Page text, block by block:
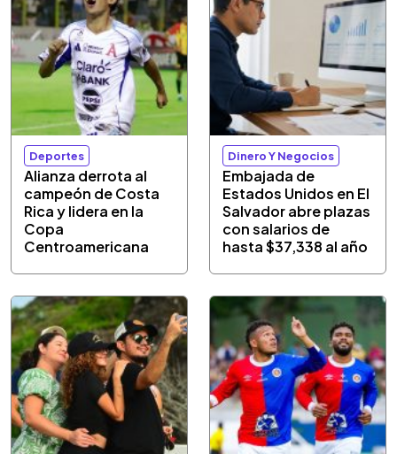
Deportes
Alianza derrota al
campeón de Costa
Rica y lidera en la
Copa
Centroamericana
Dinero Y Negocios
Embajada de
Estados Unidos en El
Salvador abre plazas
con salarios de
hasta $37,338 al año